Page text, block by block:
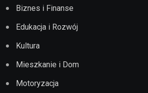
Biznes i Finanse
Edukacja i Rozwój
Kultura
Mieszkanie i Dom
Motoryzacja